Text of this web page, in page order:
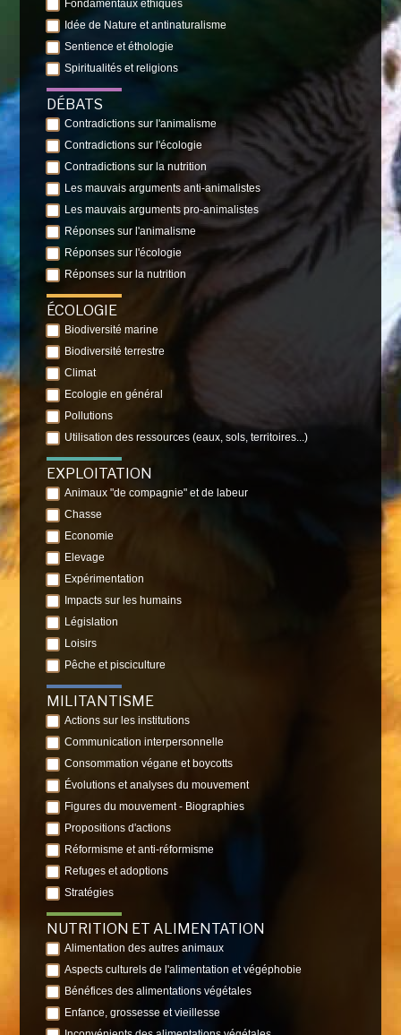
Fondamentaux éthiques
Idée de Nature et antinaturalisme
Sentience et éthologie
Spiritualités et religions
DÉBATS
Contradictions sur l'animalisme
Contradictions sur l'écologie
Contradictions sur la nutrition
Les mauvais arguments anti-animalistes
Les mauvais arguments pro-animalistes
Réponses sur l'animalisme
Réponses sur l'écologie
Réponses sur la nutrition
ÉCOLOGIE
Biodiversité marine
Biodiversité terrestre
Climat
Ecologie en général
Pollutions
Utilisation des ressources (eaux, sols, territoires...)
EXPLOITATION
Animaux "de compagnie" et de labeur
Chasse
Economie
Elevage
Expérimentation
Impacts sur les humains
Législation
Loisirs
Pêche et pisciculture
MILITANTISME
Actions sur les institutions
Communication interpersonnelle
Consommation végane et boycotts
Évolutions et analyses du mouvement
Figures du mouvement - Biographies
Propositions d'actions
Réformisme et anti-réformisme
Refuges et adoptions
Stratégies
NUTRITION ET ALIMENTATION
Alimentation des autres animaux
Aspects culturels de l'alimentation et végéphobie
Bénéfices des alimentations végétales
Enfance, grossesse et vieillesse